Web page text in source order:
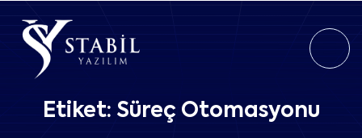
Etiket: Süreç Otomasyonu